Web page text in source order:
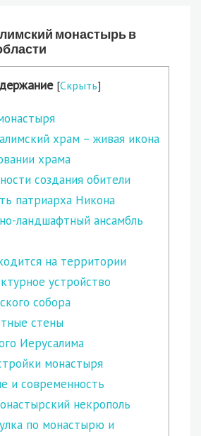
монастырь в
[Скрыть]
храм – живая икона
храма
создания обители
патриарха Никона
ландшафтный ансамбль
на территории
устройство
собора
стены
Иерусалима
монастыря
и современность
некрополь
по монастырю и